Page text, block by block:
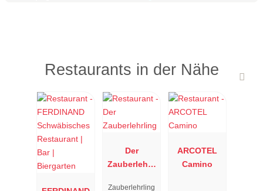
Restaurants in der Nähe
Der
Zauberlehrli
Zauberlehrling
ARCOTEL
Camino